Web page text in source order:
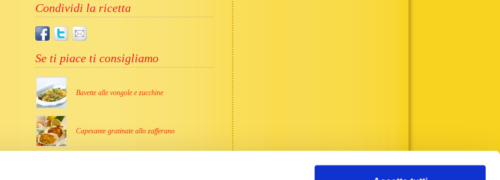
Condividi la ricetta
Se ti piace ti consigliamo
Bavette alle vongole e zucchine
Capesante gratinate allo zafferano